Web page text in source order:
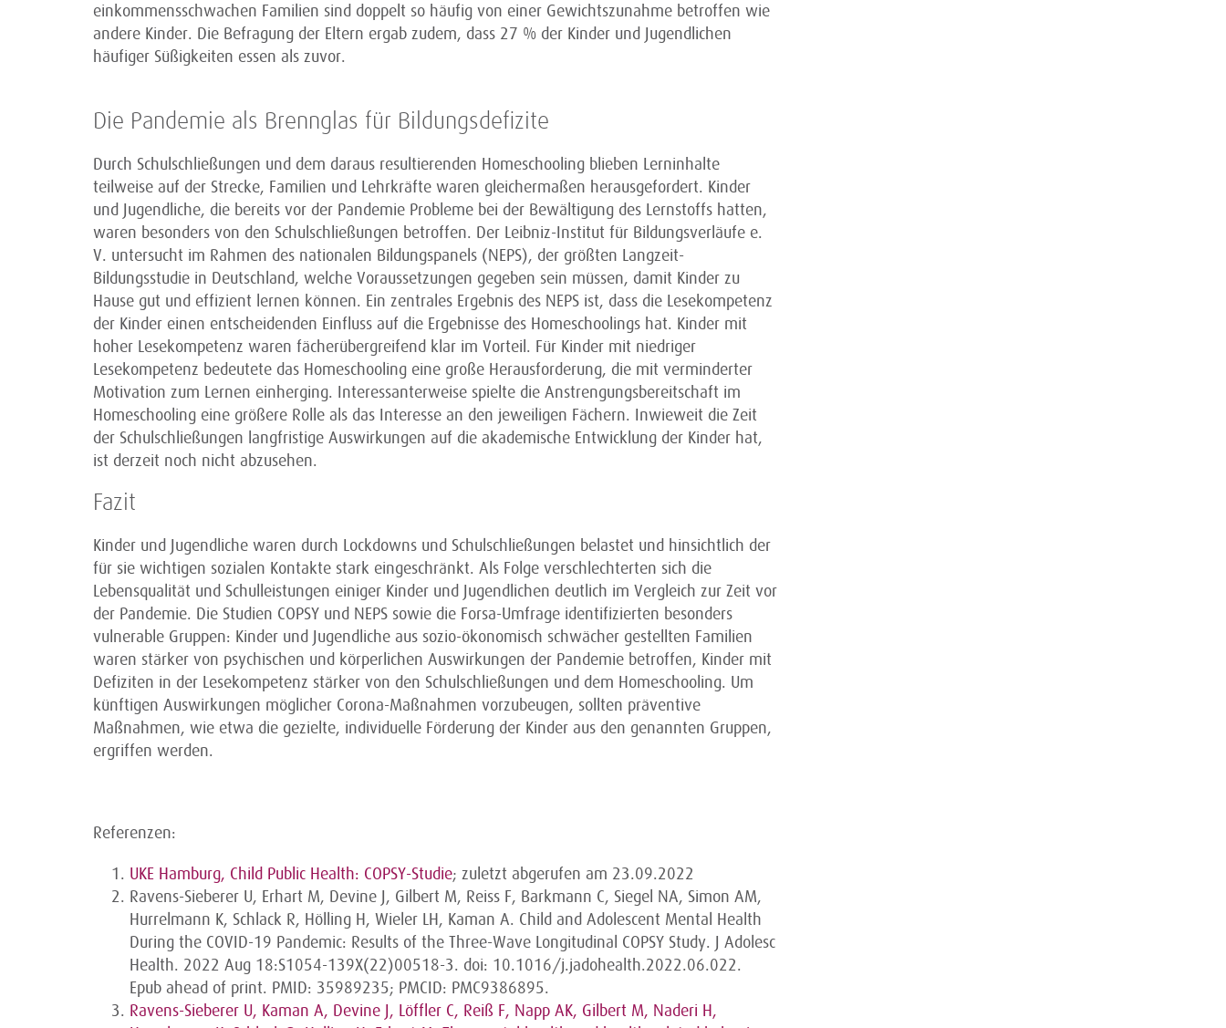
einkommensschwachen Familien sind doppelt so häufig von einer Gewichtszunahme betroffen wie
andere Kinder. Die Befragung der Eltern ergab zudem, dass 27 % der Kinder und Jugendlichen
häufiger Süßigkeiten essen als zuvor.
Die Pandemie als Brennglas für Bildungsdefizite
Durch Schulschließungen und dem daraus resultierenden Homeschooling blieben Lerninhalte
teilweise auf der Strecke, Familien und Lehrkräfte waren gleichermaßen herausgefordert. Kinder
und Jugendliche, die bereits vor der Pandemie Probleme bei der Bewältigung des Lernstoffs hatten,
waren besonders von den Schulschließungen betroffen. Der Leibniz-Institut für Bildungsverläufe e.
V. untersucht im Rahmen des nationalen Bildungspanels (NEPS), der größten Langzeit-
Bildungsstudie in Deutschland, welche Voraussetzungen gegeben sein müssen, damit Kinder zu
Hause gut und effizient lernen können. Ein zentrales Ergebnis des NEPS ist, dass die Lesekompetenz
der Kinder einen entscheidenden Einfluss auf die Ergebnisse des Homeschoolings hat. Kinder mit
hoher Lesekompetenz waren fächerübergreifend klar im Vorteil. Für Kinder mit niedriger
Lesekompetenz bedeutete das Homeschooling eine große Herausforderung, die mit verminderter
Motivation zum Lernen einherging. Interessanterweise spielte die Anstrengungsbereitschaft im
Homeschooling eine größere Rolle als das Interesse an den jeweiligen Fächern. Inwieweit die Zeit
der Schulschließungen langfristige Auswirkungen auf die akademische Entwicklung der Kinder hat,
ist derzeit noch nicht abzusehen.
Fazit
Kinder und Jugendliche waren durch Lockdowns und Schulschließungen belastet und hinsichtlich der
für sie wichtigen sozialen Kontakte stark eingeschränkt. Als Folge verschlechterten sich die
Lebensqualität und Schulleistungen einiger Kinder und Jugendlichen deutlich im Vergleich zur Zeit vor
der Pandemie. Die Studien COPSY und NEPS sowie die Forsa-Umfrage identifizierten besonders
vulnerable Gruppen: Kinder und Jugendliche aus sozio-ökonomisch schwächer gestellten Familien
waren stärker von psychischen und körperlichen Auswirkungen der Pandemie betroffen, Kinder mit
Defiziten in der Lesekompetenz stärker von den Schulschließungen und dem Homeschooling. Um
künftigen Auswirkungen möglicher Corona-Maßnahmen vorzubeugen, sollten präventive
Maßnahmen, wie etwa die gezielte, individuelle Förderung der Kinder aus den genannten Gruppen,
ergriffen werden.
Referenzen:
UKE Hamburg, Child Public Health: COPSY-Studie; zuletzt abgerufen am 23.09.2022
Ravens-Sieberer U, Erhart M, Devine J, Gilbert M, Reiss F, Barkmann C, Siegel NA, Simon AM,
Hurrelmann K, Schlack R, Hölling H, Wieler LH, Kaman A. Child and Adolescent Mental Health
During the COVID-19 Pandemic: Results of the Three-Wave Longitudinal COPSY Study. J Adolesc
Health. 2022 Aug 18:S1054-139X(22)00518-3. doi: 10.1016/j.jadohealth.2022.06.022.
Epub ahead of print. PMID: 35989235; PMCID: PMC9386895.
Ravens-Sieberer U, Kaman A, Devine J, Löffler C, Reiß F, Napp AK, Gilbert M, Naderi H,